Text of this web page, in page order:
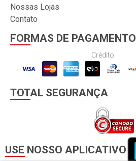
Nossas Lojas
Contato
FORMAS DE PAGAMENTO
Crédito
TOTAL SEGURANÇA
USE NOSSO APLICATIVO